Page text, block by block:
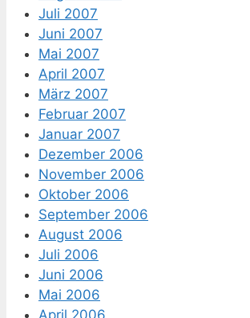
Juli 2007
Juni 2007
Mai 2007
April 2007
März 2007
Februar 2007
Januar 2007
Dezember 2006
November 2006
Oktober 2006
September 2006
August 2006
Juli 2006
Juni 2006
Mai 2006
April 2006